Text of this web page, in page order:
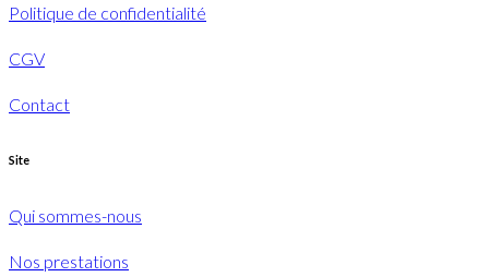
Politique de confidentialité
CGV
Contact
Site
Qui sommes-nous
Nos prestations